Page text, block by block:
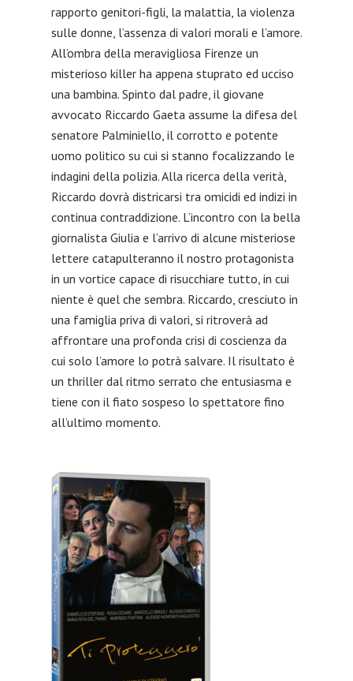
rapporto genitori-figli, la malattia, la violenza
sulle donne, l’assenza di valori morali e l’amore.
All’ombra della meravigliosa Firenze un
misterioso killer ha appena stuprato ed ucciso
una bambina. Spinto dal padre, il giovane
avvocato Riccardo Gaeta assume la difesa del
senatore Palminiello, il corrotto e potente
uomo politico su cui si stanno focalizzando le
indagini della polizia. Alla ricerca della verità,
Riccardo dovrà districarsi tra omicidi ed indizi in
continua contraddizione. L’incontro con la bella
giornalista Giulia e l’arrivo di alcune misteriose
lettere catapulteranno il nostro protagonista
in un vortice capace di risucchiare tutto, in cui
niente è quel che sembra. Riccardo, cresciuto in
una famiglia priva di valori, si ritroverà ad
affrontare una profonda crisi di coscienza da
cui solo l’amore lo potrà salvare. Il risultato è
un thriller dal ritmo serrato che entusiasma e
tiene con il fiato sospeso lo spettatore fino
all’ultimo momento.